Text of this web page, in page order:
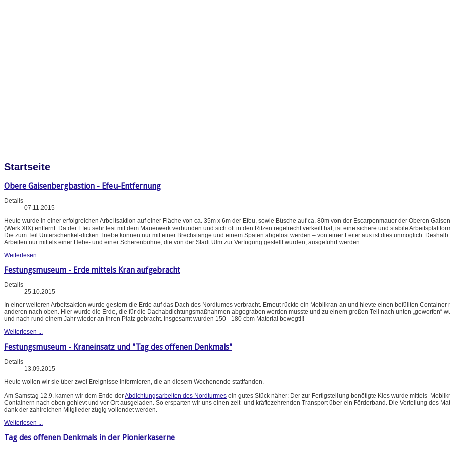
Startseite
Obere Gaisenbergbastion - Efeu-Entfernung
Details
07.11.2015
Heute wurde in einer erfolgreichen Arbeitsaktion auf einer Fläche von ca. 35m x 6m der Efeu, sowie Büsche auf ca. 80m von der Escarpenmauer der Oberen
(Werk XIX) entfernt. Da der Efeu sehr fest mit dem Mauerwerk verbunden und sich oft in den Ritzen regelrecht verkeilt hat, ist eine sichere und stabile
Die zum Teil Unterschenkel-dicken Triebe können nur mit einer Brechstange und einem Spaten abgelöst werden – von einer Leiter aus ist dies unmöglich. Deshalb
Arbeiten nur mittels einer Hebe- und einer Scherenbühne, die von der Stadt Ulm zur Verfügung gestellt wurden, ausgeführt werden.
Weiterlesen ...
Festungsmuseum - Erde mittels Kran aufgebracht
Details
25.10.2015
In einer weiteren Arbeitsaktion wurde gestern die Erde auf das Dach des Nordtumes verbracht. Erneut rückte ein Mobilkran an und hievte einen befüllten Container
anderen nach oben. Hier wurde die Erde, die für die Dachabdichtungsmaßnahmen abgegraben werden musste und zu einem großen Teil nach unten „geworfen“
und nach rund einem Jahr wieder an ihren Platz gebracht. Insgesamt wurden 150 - 180 cbm Material bewegt!!!
Weiterlesen ...
Festungsmuseum - Kraneinsatz und "Tag des offenen Denkmals"
Details
13.09.2015
Heute wollen wir sie über zwei Ereignisse informieren, die an diesem Wochenende stattfanden.
Am Samstag 12.9. kamen wir dem Ende derAbdichtungsarbeiten des Nordturmes ein gutes Stück näher: Der zur Fertigstellung benötigte Kies wurde mittels
Containern nach oben gehievt und vor Ort ausgeladen. So ersparten wir uns einen zeit- und kräftezehrenden Transport über ein Förderband. Die Verteilung des
dank der zahlreichen Mitglieder zügig vollendet werden.
Weiterlesen ...
Tag des offenen Denkmals in der Pionierkaserne